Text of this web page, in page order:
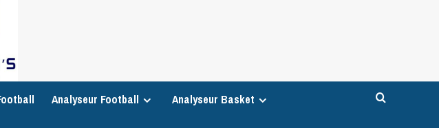
Analyseur Football Analyseur Basket